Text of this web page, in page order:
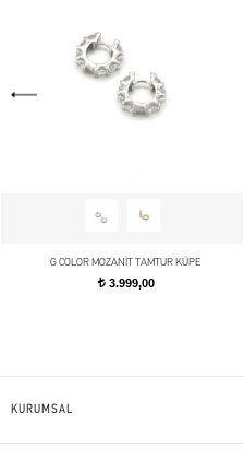
G COLOR MOZANİT TAMTUR KÜPE
t3.999,00
KURUMSAL